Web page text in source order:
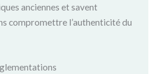
anciennes et savent
compromettre l’authenticité du